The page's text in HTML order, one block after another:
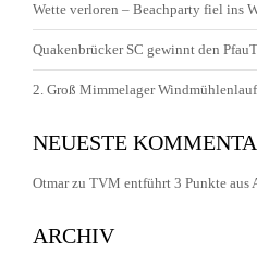
Wette verloren – Beachparty fiel ins
Quakenbrücker SC gewinnt den
2. Groß Mimmelager
NEUESTE
Otmarzu TVM entführt 3 Punkte aus
ARCHIV